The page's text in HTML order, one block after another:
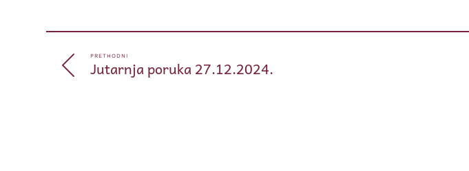
PRETHODNI
Jutarnja poruka 27.12.2024.